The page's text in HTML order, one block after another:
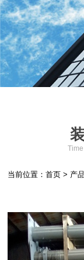
当前位置：首页 > 产